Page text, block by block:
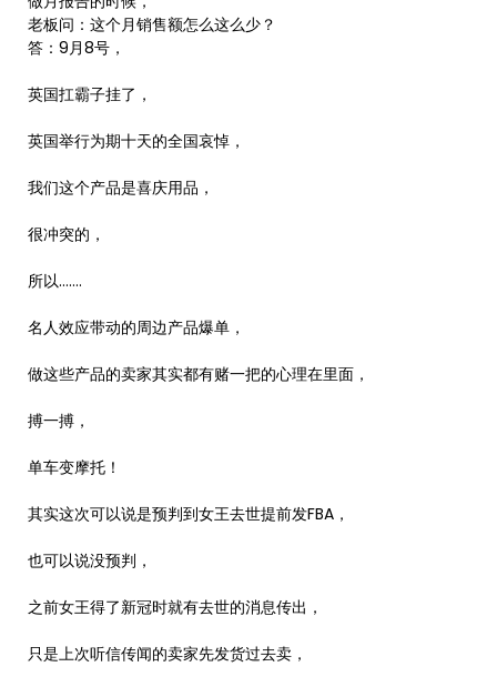
老板问：这个月销售额怎么这么少？
答：9月8号，
英国扛霸子挂了，
英国举行为期十天的全国哀悼，
我们这个产品是喜庆用品，
很冲突的，
所以…….
名人效应带动的周边产品爆单，
做这些产品的卖家其实都有赌一把的心理在里面，
搏一搏，
单车变摩托！
其实这次可以说是预判到女王去世提前发FBA，
也可以说没预判，
之前女王得了新冠时就有去世的消息传出，
只是上次听信传闻的卖家先发货过去卖，